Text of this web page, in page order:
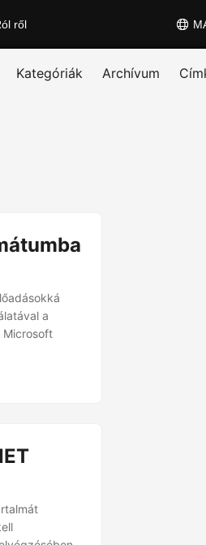
ről
Kategóriák Archívum
a
Microsoft